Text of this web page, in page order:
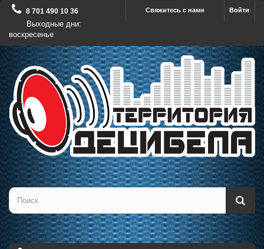
Войти
Свяжитесь с нами
8 701 490 10 36
Выходные дни:
воскресенье